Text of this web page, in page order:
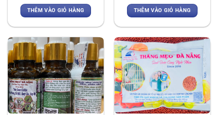
THÊM VÀO GIỎ HÀNG THÊM VÀO GIỎ HÀNG